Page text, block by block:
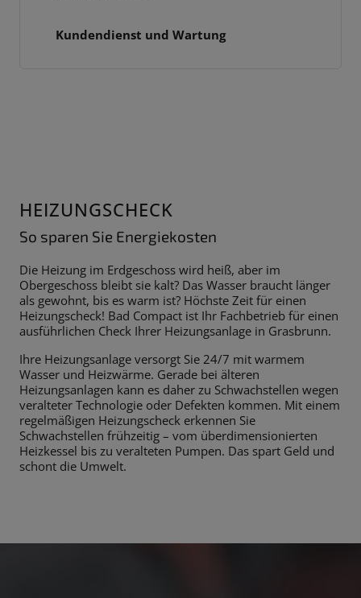
Kundendienst und Wartung
HEIZUNGSCHECK
So sparen Sie Energiekosten
Die Heizung im Erdgeschoss wird heiß, aber im
Obergeschoss bleibt sie kalt? Das Wasser braucht länger
als gewohnt, bis es warm ist? Höchste Zeit für einen
Heizungscheck! Bad Compact ist Ihr Fachbetrieb für einen
ausführlichen Check Ihrer Heizungsanlage in Grasbrunn.
Ihre Heizungsanlage versorgt Sie 24/7 mit warmem
Wasser und Heizwärme. Gerade bei älteren
Heizungsanlagen kann es daher zu Schwachstellen wegen
veralteter Technologie oder Defekten kommen. Mit einem
regelmäßigen Heizungscheck erkennen Sie
Schwachstellen frühzeitig – vom überdimensionierten
Heizkessel bis zu veralteten Pumpen. Das spart Geld und
schont die Umwelt.